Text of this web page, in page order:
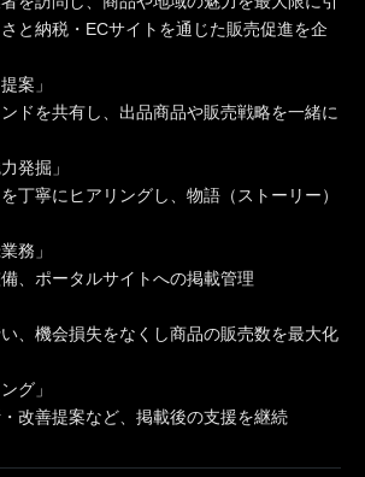
と納税・ECサイトを通じた販売促進を企
案」
ドを共有し、出品商品や販売戦略を一緒に
発掘」
丁寧にヒアリングし、物語（ストーリー）
務」
、ポータルサイトへの掲載管理
、機会損失をなくし商品の販売数を最大化
グ」
改善提案など、掲載後の支援を継続